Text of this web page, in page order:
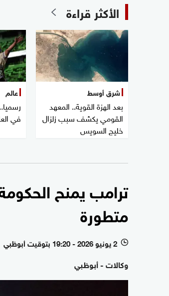
الأكثر قراءة
شرق أوسط
بعد الهزة القوية.. المعهد
القومي يكشف سبب زلزال
خليج السويس
عالم
في
ترامب يمنح
متطورة
l 2 يونيو 2026 - 19:20 بتوقيت أبوظبي
وكالات - أبوظبي